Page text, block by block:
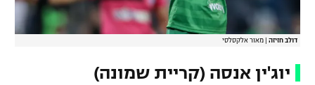
דולב חזיזה מאור אלקסלסי
יוג'ין אנסה (קריית שמונה)